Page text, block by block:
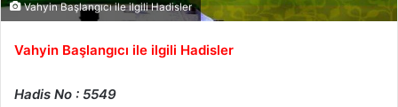
Vahyin Başlangıcı ile ilgili Hadisler
Vahyin Başlangıcı ile ilgili Hadisler
Hadis No : 5549